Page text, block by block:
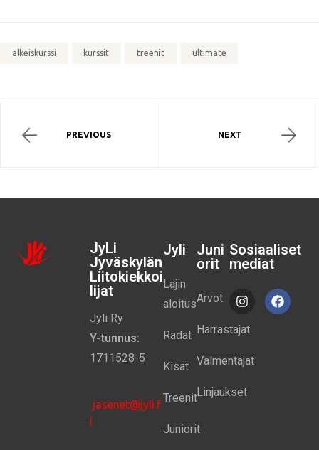
alkeiskurssi kurssit treenit ultimate
PREVIOUS NEXT
JyLi
Jyväskylän
Liitokiekkoi
lijat
Jyli Ry
Y-tunnus:
1711528-5
jasenet@jyli.f
i
Jyli
Lajin
aloitus
Radat
Kisat
Treenit
Juniorit
Juni
orit
Arvot
Harrastajat
Valmentajat
Linjaukset
Sosiaaliset
mediat